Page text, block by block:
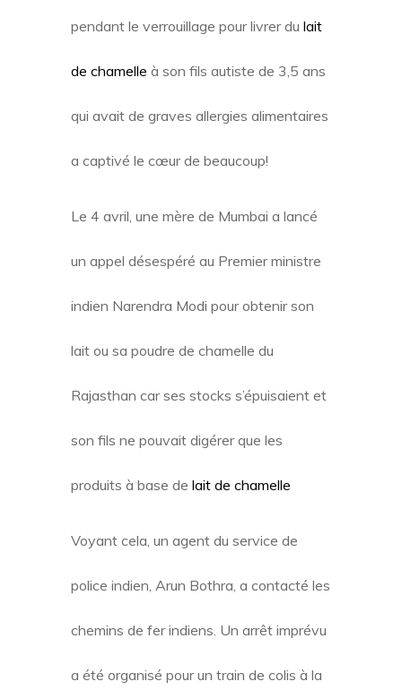
pendant le verrouillage pour livrer du lait
de chamelle à son fils autiste de 3,5 ans
qui avait de graves allergies alimentaires
a captivé le cœur de beaucoup!
Le 4 avril, une mère de Mumbai a lancé
un appel désespéré au Premier ministre
indien Narendra Modi pour obtenir son
lait ou sa poudre de chamelle du
Rajasthan car ses stocks s’épuisaient et
son fils ne pouvait digérer que les
produits à base de lait de chamelle
Voyant cela, un agent du service de
police indien, Arun Bothra, a contacté les
chemins de fer indiens. Un arrêt imprévu
a été organisé pour un train de colis à la